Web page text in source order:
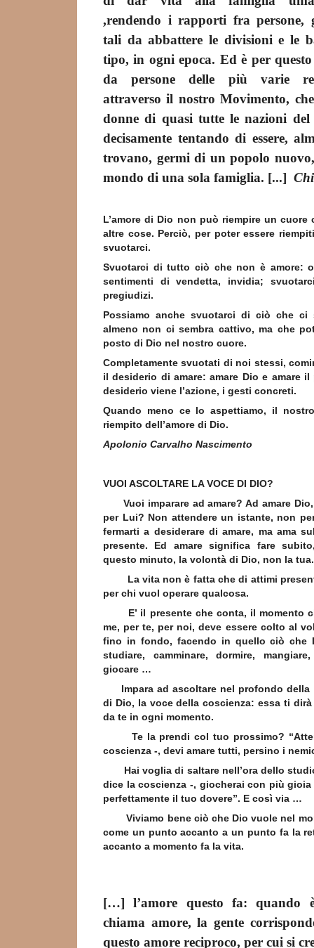
,rendendo i rapporti fra persone,
tali da abbattere le divisioni e le
tipo, in ogni epoca. Ed è per
da persone delle più varie
attraverso il nostro Movimento,
donne di quasi tutte le nazioni del
decisamente tentando di essere,
trovano, germi di un popolo
mondo di una sola famiglia. [...]
L’amore di Dio non può riempire un
altre cose. Perciò, per poter essere
svuotarci.
Svuotarci di tutto ciò che non è amore:
sentimenti di vendetta, invidia;
pregiudizi.
Possiamo anche svuotarci di ciò che ci
almeno non ci sembra cattivo, ma che
posto di Dio nel nostro cuore.
Completamente svuotati di noi stessi,
il desiderio di amare: amare Dio e amare
desiderio viene l’azione, i gesti concreti.
Quando meno ce lo aspettiamo, il
riempito dell’amore di Dio.
Apolonio Carvalho Nascimento
VUOI ASCOLTARE LA VOCE DI DIO?
Vuoi imparare ad amare? Ad amare
per Lui? Non attendere un istante, non
fermarti a desiderare di amare, ma ama
presente. Ed amare significa fare
questo minuto, la volontà di Dio, non la tua.
La vita non è fatta che di attimi
per chi vuol operare qualcosa.
E’ il presente che conta, il momento
me, per te, per noi, deve essere colto al
fino in fondo, facendo in quello ciò che
studiare, camminare, dormire,
giocare …
Impara ad ascoltare nel profondo della
di Dio, la voce della coscienza: essa ti
da te in ogni momento.
Te la prendi col tuo prossimo?
coscienza -, devi amare tutti, persino i
Hai voglia di saltare nell’ora dello
dice la coscienza -, giocherai con più
perfettamente il tuo dovere”. E così via …
Viviamo bene ciò che Dio vuole nel
come un punto accanto a un punto fa la
accanto a momento fa la vita.
[…] l’amore questo fa: quando è
chiama amore, la gente
questo amore reciproco, per cui si